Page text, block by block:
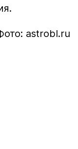
astrobl.ru